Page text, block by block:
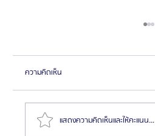
ความคิดเห็น
แสดงความคิดเห็นและให้คะแนน...